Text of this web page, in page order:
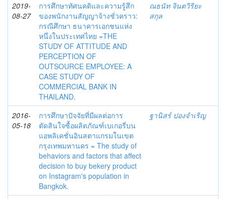
2019-
08-27
การศึกษาทัศนคติและความรู้สึก
ของพนักงานสัญญาจ้างชั่วคราว:
กรณีศึกษา ธนาคารเอกชนแห่ง
หนึ่งในประเทศไทย =THE
STUDY OF ATTITUDE AND
PERCEPTION OF
OUTSOURCE EMPLOYEE: A
CASE STUDY OF
COMMERCIAL BANK IN
THAILAND.
ณธนัท จินตวิริยะ
สกุล
2016-
05-18
การศึกษาปัจจัยที่มีผลต่อการ
ตัดสินใจซื้อผลิตภัณฑ์เบเกอรี่บน
แอพลิเคชั่นอินสตาแกรมในเขต
กรุงเทพมหานคร = The study of
behaviors and factors that affect
decision to buy bekery product
on Instagram's population in
Bangkok.
ฐานิสร์ ปองจำเริญ